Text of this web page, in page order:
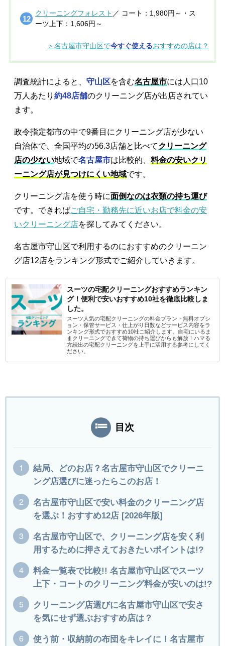
クリーニングフォレスト ／ コート：1,980円～・ス
ーツ上下：1,606円～
＞名古屋市守山区で今すぐ使えるおすすめの店は？
調査統計によると、 守山区を含む名古屋市には人口10
万人あたり 約48店舗のクリーニング店が出店されてい
ます。
政令指定都市の中で9番目にクリーニング店が少ない
自治体で、全国平均の56.3店舗と比べてクリーニング
店の少ない地域で名古屋市は比較的、 料金の安いクリ
ーニング店が見つけにくい地域です。
クリーニング店を使う時に面倒なのは衣類の持ち運び
です。できればご自宅・勤務先に近いお店で料金の安
いクリーニング店を探してみてください。
名古屋市守山区で利用するのにおすすめのクリーニン
グ店12店をランキング形式でご紹介していきます。
スーツの宅配クリーニングおすすめランキン
グ！便利で安いおすすめ10社を徹底比較しま
した。
スーツ人気の宅配クリーニングの料金プラン・無料オプシ
ョン・保管サービス・仕上がり日数などサービス内容をラ
ンキング形式でおすすめ10社ご紹介します。自宅にいるま
まクリーニングできて荷物の持ち運びからも解放！ハマる
方続出の宅配クリーニングを上手に活用する参考にしてく
ださい。
目次
結局、どのお店？名古屋市守山区でクリーニ
ング店選びに迷ったらこのお店！
名古屋市守山区で安い料金のクリーニング店
を選ぶ！おすすめ12店 [2026年版]
名古屋市守山区で、クリーニング店を安く利
用するために押さえておきたいポイントは!?
料金一覧表で比較!! 名古屋市守山区でスーツ
上下・コートのクリーニング料金が安いのは!?
クリーニング店選びに名古屋市守山区で安さ
を気にせず選ぶおすすめ店は？
使う前・収納前の布団をキレイに！名古屋市